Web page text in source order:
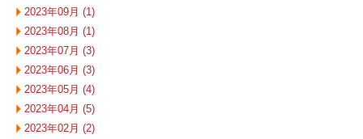
2023年09月 (1)
2023年08月 (1)
2023年07月 (3)
2023年06月 (3)
2023年05月 (4)
2023年04月 (5)
2023年02月 (2)